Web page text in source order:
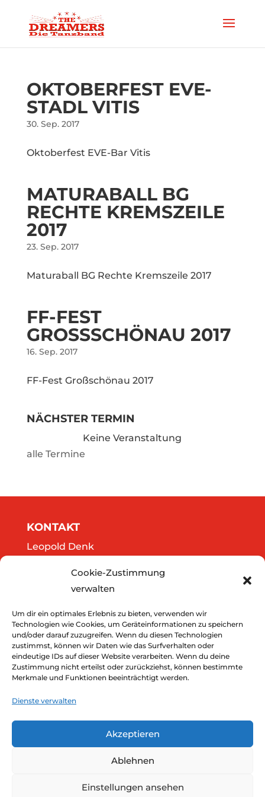
Cookie-Zustimmung
verwalten
Um dir ein optimales Erlebnis zu bieten, verwenden wir
Technologien wie Cookies, um Geräteinformationen zu speichern
und/oder darauf zuzugreifen. Wenn du diesen Technologien
zustimmst, können wir Daten wie das Surfverhalten oder
eindeutige IDs auf dieser Website verarbeiten. Wenn du deine
Zustimmung nicht erteilst oder zurückziehst, können bestimmte
Merkmale und Funktionen beeinträchtigt werden.
Dienste verwalten
Akzeptieren
Ablehnen
Einstellungen ansehen
OKTOBERFEST EVE-
STADL VITIS
30. Sep. 2017
Oktoberfest EVE-Bar Vitis
MATURABALL BG
RECHTE KREMSZEILE
2017
23. Sep. 2017
Maturaball BG Rechte Kremszeile 2017
FF-FEST
GROSSSCHÖNAU 2017
16. Sep. 2017
FF-Fest Großschönau 2017
NÄCHSTER TERMIN
Keine Veranstaltung
alle Termine
KONTAKT
Leopold Denk
A-3500 Krems
Tel.: 0664/2020141
office@thedreamers.at
Downloads
Impressum